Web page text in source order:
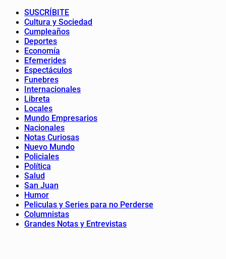
SUSCRÍBITE
Cultura y Sociedad
Cumpleaños
Deportes
Economía
Efemerides
Espectáculos
Funebres
Internacionales
Libreta
Locales
Mundo Empresarios
Nacionales
Notas Curiosas
Nuevo Mundo
Policiales
Política
Salud
San Juan
Humor
Peliculas y Series para no Perderse
Columnistas
Grandes Notas y Entrevistas